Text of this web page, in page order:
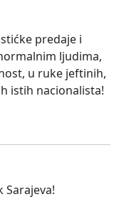
predaje i
ljudima,
u ruke jeftinih,
istih nacionalista!